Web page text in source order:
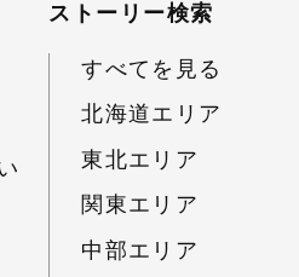
ストーリー検索
すべてを見る
北海道エリア
東北エリア
関東エリア
中部エリア